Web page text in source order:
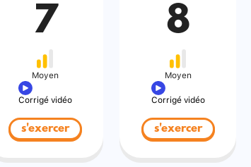
7
Moyen
Corrigé vidéo
s'exercer
8
Moyen
Corrigé vidéo
s'exercer